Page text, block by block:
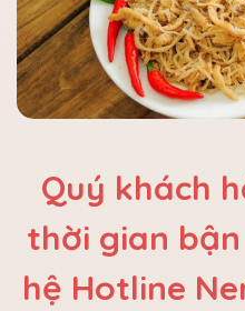
Quý khách
thời gian
hệ Hotline